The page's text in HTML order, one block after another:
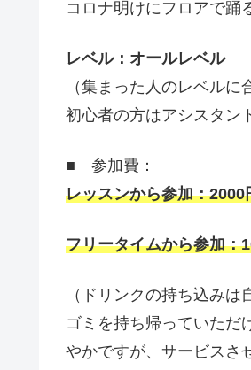
コロナ明けにフロアで踊
レベル：オールレベル
（集まった人のレベルに
初心者の方はアシスタン
■ 参加費：
レッスンから参加：2000
フリータイムから参加：
（ドリンクの持ち込み
ゴミを持ち帰っていただ
やかですが、サービスさ